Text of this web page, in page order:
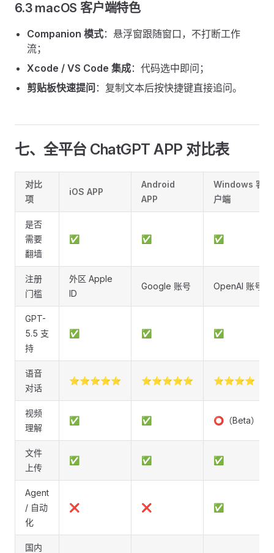
6.3 macOS 客户端特色
Companion 模式：悬浮窗跟随窗口，不打断工作
流；
Xcode / VS Code 集成：代码选中即问；
剪贴板快速提问 ：复制文本后按快捷键直接追问。
七、全平台 ChatGPT APP 对比表
对比
项
iOS APP
Android
APP
Windows 客
户端
是否
需要
翻墙
✅ ✅ ✅
注册
门槛
外区 Apple
ID
Google 账号 OpenAI 账号
GPT-
5.5 支
持
✅ ✅ ✅
语音
对话
⭐⭐⭐⭐⭐ ⭐⭐⭐⭐⭐ ⭐⭐⭐⭐
视频
理解
✅ ✅ ⭕（Beta）
文件
上传
✅ ✅ ✅
Agent
/ 自动
化
❌ ❌ ✅
国内